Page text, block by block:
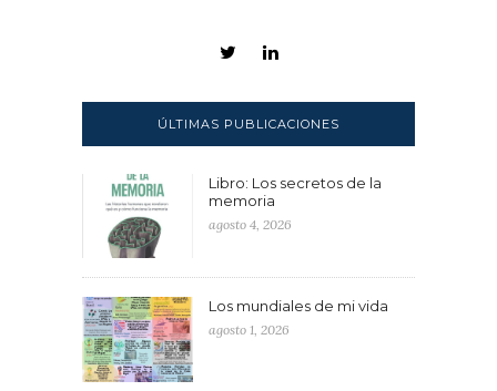
ÚLTIMAS PUBLICACIONES
Libro: Los secretos de la
memoria
agosto 4, 2026
Los mundiales de mi vida
agosto 1, 2026